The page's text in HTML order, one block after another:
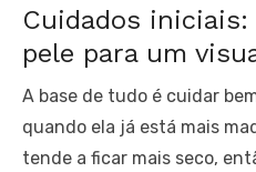
Cuidados iniciais:
pele para um
A base de tudo é cuidar
quando ela já está mais
tende a ficar mais seco,